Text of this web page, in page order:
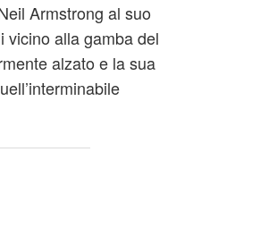
Armstrong al suo
vicino alla gamba del
alzato e la sua